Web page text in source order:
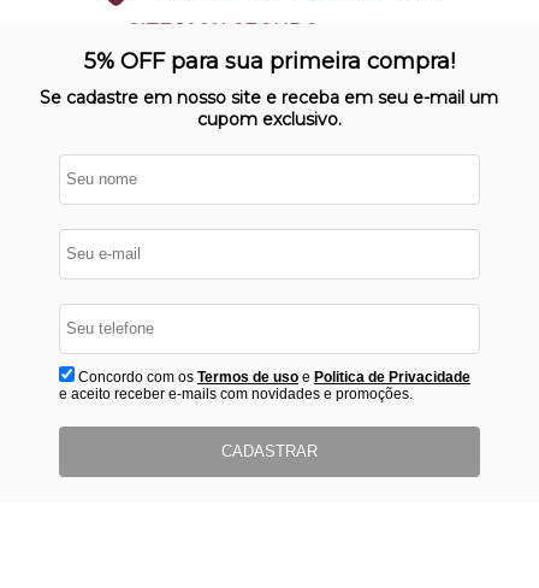
SITE 100% SEGURO
Nosso site opera em ambiente
protegido
5% OFF para sua primeira compra!
Se cadastre em nosso site e receba em seu e-mail um
cupom exclusivo.
Concordo com os Termos de usoe Politica de Privacidade
e aceito receber e-mails com novidades e promoções.
CADASTRAR